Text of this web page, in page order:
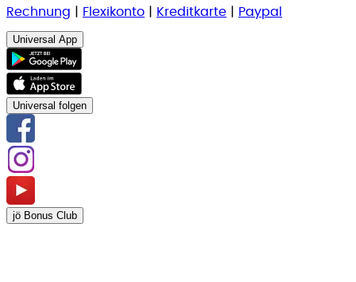
Rechnung Flexikonto Kreditkarte Paypal
Universal App
Universal folgen
jö Bonus Club